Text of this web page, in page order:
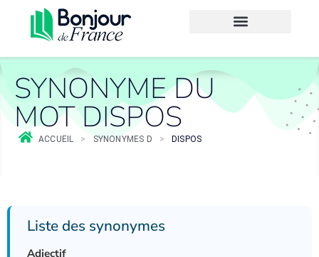
SYNONYME DU
MOT DISPOS
ACCUEIL > SYNONYMES D > DISPOS
Liste des synonymes
Adjectif